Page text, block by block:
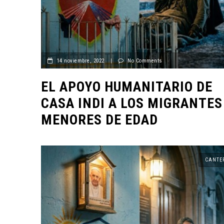
14 noviembre, 2022 | No Comments
EL APOYO HUMANITARIO DE
CASA INDI A LOS MIGRANTES
MENORES DE EDAD
ENTORNO VERDE
SELECCIONAN A GANADORES
FOTOGRAFÍA “EN LA MIRA DE
LA SUSTENTABILIDAD”
15 noviembre, 2022